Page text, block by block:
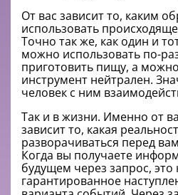
От вас зависит то, каким
использовать
Точно так же, как один и
можно использовать по-
приготовить пищу, а
инструмент нейтрален.
человек с ним
Так и в жизни. Именно от
зависит то, какая
разворачиваться перед
Когда вы получаете
будущем через запрос, это
гарантированное